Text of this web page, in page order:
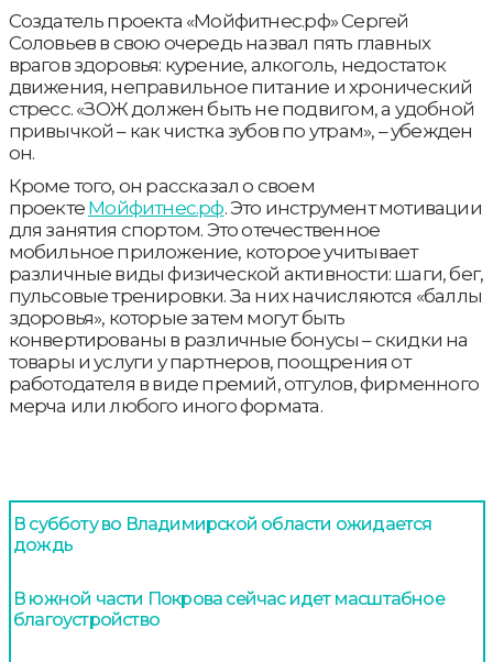
Создатель проекта «Мойфитнес.рф» Сергей
Соловьев в свою очередь назвал пять главных
врагов здоровья: курение, алкоголь, недостаток
движения, неправильное питание и хронический
стресс. «ЗОЖ должен быть не подвигом, а удобной
привычкой – как чистка зубов по утрам», – убежден
он.
Кроме того, он рассказал о своем
проекте Мойфитнес.рф. Это инструмент мотивации
для занятия спортом. Это отечественное
мобильное приложение, которое учитывает
различные виды физической активности: шаги, бег,
пульсовые тренировки. За них начисляются «баллы
здоровья», которые затем могут быть
конвертированы в различные бонусы – скидки на
товары и услуги у партнеров, поощрения от
работодателя в виде премий, отгулов, фирменного
мерча или любого иного формата.
В субботу во Владимирской области ожидается
дождь
В южной части Покрова сейчас идет масштабное
благоустройство